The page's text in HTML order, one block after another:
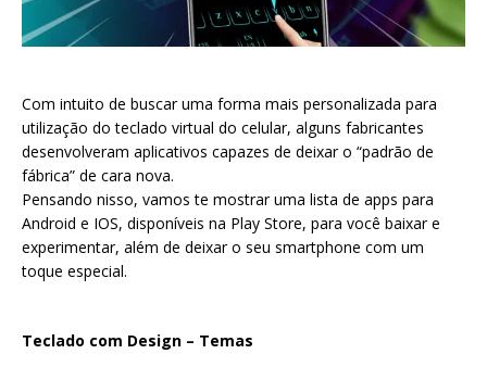
Com intuito de buscar uma forma mais personalizada para
utilização do teclado virtual do celular, alguns fabricantes
desenvolveram aplicativos capazes de deixar o “padrão de
fábrica” de cara nova.
Pensando nisso, vamos te mostrar uma lista de apps para
Android e IOS, disponíveis na Play Store, para você baixar e
experimentar, além de deixar o seu smartphone com um
toque especial.
Teclado com Design – Temas